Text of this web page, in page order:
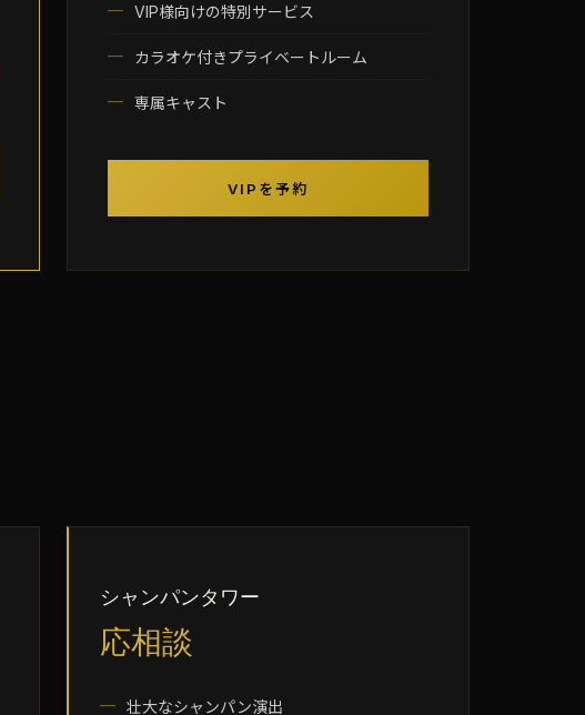
VIP様向けの特別サービス
カラオケ付きプライベートルーム
専属キャスト
VIPを予約
シャンパンタワー
応相談
壮大なシャンパン演出